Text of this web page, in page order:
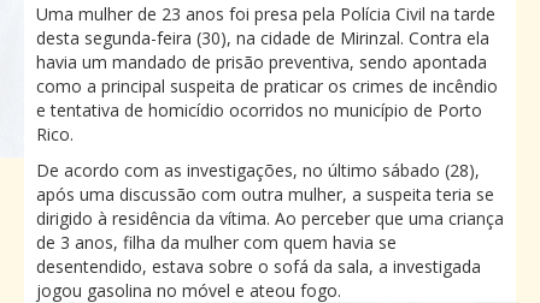
Uma mulher de 23 anos foi presa pela Polícia Civil na tarde
desta segunda-feira (30), na cidade de Mirinzal. Contra ela
havia um mandado de prisão preventiva, sendo apontada
como a principal suspeita de praticar os crimes de incêndio
e tentativa de homicídio ocorridos no município de Porto
Rico.
De acordo com as investigações, no último sábado (28),
após uma discussão com outra mulher, a suspeita teria se
dirigido à residência da vítima. Ao perceber que uma criança
de 3 anos, filha da mulher com quem havia se
desentendido, estava sobre o sofá da sala, a investigada
jogou gasolina no móvel e ateou fogo.